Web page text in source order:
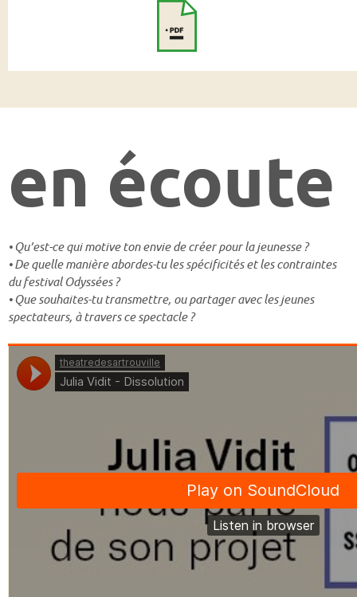
en écoute
• Qu’est-ce qui motive ton envie de créer pour la jeunesse ?
• De quelle manière abordes-tu les spécificités et les contraintes
du festival Odyssées ?
• Que souhaites-tu transmettre, ou partager avec les jeunes
spectateurs, à travers ce spectacle ?